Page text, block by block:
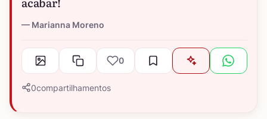
Marianna Moreno
0
0compartilhamentos